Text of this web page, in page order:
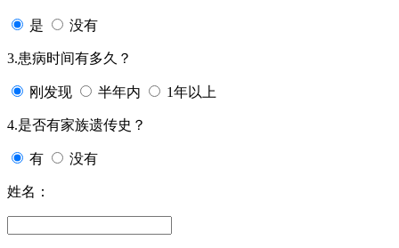
是 没有
3.患病时间有多久？
刚发现 半年内 1年以上
4.是否有家族遗传史？
有 没有
姓名：